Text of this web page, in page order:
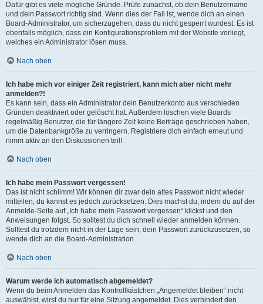
Dafür gibt es viele mögliche Gründe. Prüfe zunächst, ob dein Benutzername
und dein Passwort richtig sind. Wenn dies der Fall ist, wende dich an einen
Board-Administrator, um sicherzugehen, dass du nicht gesperrt wurdest. Es ist
ebenfalls möglich, dass ein Konfigurationsproblem mit der Website vorliegt,
welches ein Administrator lösen muss.
Nach oben
Ich habe mich vor einiger Zeit registriert, kann mich aber nicht mehr
anmelden?!
Es kann sein, dass ein Administrator dein Benutzerkonto aus verschieden
Gründen deaktiviert oder gelöscht hat. Außerdem löschen viele Boards
regelmäßig Benutzer, die für längere Zeit keine Beiträge geschrieben haben,
um die Datenbankgröße zu verringern. Registriere dich einfach erneut und
nimm aktiv an den Diskussionen teil!
Nach oben
Ich habe mein Passwort vergessen!
Das ist nicht schlimm! Wir können dir zwar dein altes Passwort nicht wieder
mitteilen, du kannst es jedoch zurücksetzen. Dies machst du, indem du auf der
Anmelde-Seite auf „Ich habe mein Passwort vergessen“ klickst und den
Anweisungen folgst. So solltest du dich schnell wieder anmelden können.
Solltest du trotzdem nicht in der Lage sein, dein Passwort zurückzusetzen, so
wende dich an die Board-Administration.
Nach oben
Warum werde ich automatisch abgemeldet?
Wenn du beim Anmelden das Kontrollkästchen „Angemeldet bleiben“ nicht
auswählst, wirst du nur für eine Sitzung angemeldet. Dies verhindert den